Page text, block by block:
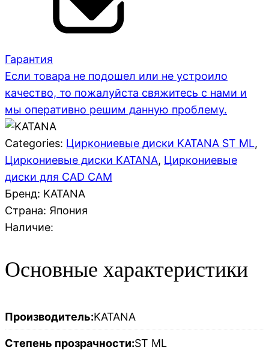
Гарантия
Если товара не подошел или не устроило
качество, то пожалуйста свяжитесь с нами и
мы оперативно решим данную проблему.
Categories: Циркониевые диски KATANA ST ML,
Циркониевые диски KATANA, Циркониевые
диски для CAD CAM
Бренд: KATANA
Страна: Япония
Наличие:
Основные характеристики
Производитель:KATANA
Степень прозрачности:ST ML